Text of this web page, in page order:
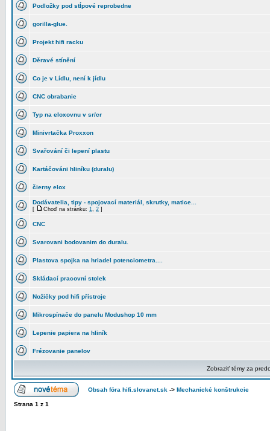
Podložky pod stĺpové reprobedne
gorilla-glue.
Projekt hifi racku
Děravé stínění
Co je v Lídlu, není k jídlu
CNC obrabanie
Typ na eloxovnu v sr/cr
Minivrtačka Proxxon
Svařování či lepení plastu
Kartáčováni hliníku (duralu)
čierny elox
Dodávatelia, tipy - spojovací materiál, skrutky, matice...
[ Choď na stránku: 1, 2 ]
CNC
Svarovani bodovanim do duralu.
Plastova spojka na hriadel potenciometra....
Skládací pracovní stolek
Nožičky pod hifi přístroje
Mikrospínače do panelu Modushop 10 mm
Lepenie papiera na hliník
Frézovanie panelov
Zobraziť témy za
Obsah fóra hifi.slovanet.sk -> Mechanické konštrukcie
Strana 1 z 1